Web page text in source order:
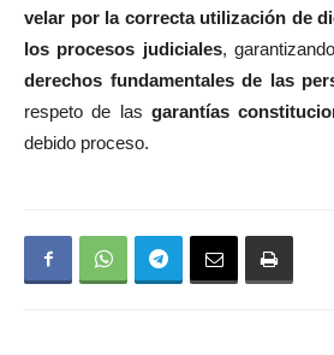
velar por la correcta utilización de
los procesos judiciales,
derechos fundamentales de las
respeto de las garantías
debido proceso.